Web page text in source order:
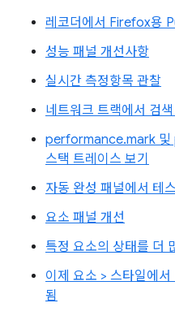
레코더에서 Firefox용
성능 패널 개선사항
실시간 측정항목 관찰
네트워크 트랙에서 검
performance.mark 및
스택 트레이스 보기
자동 완성 패널에서 테
요소 패널 개선
특정 요소의 상태를 더
이제 요소 > 스타일에
됨